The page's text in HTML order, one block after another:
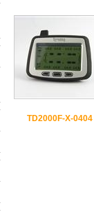
TD2000F-X-0404